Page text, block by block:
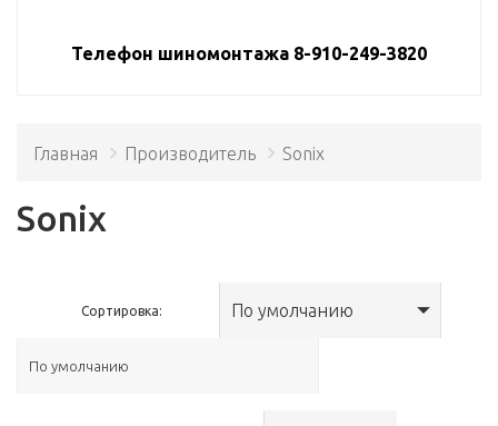
Телефон шиномонтажа 8-910-249-3820
Главная Производитель Sonix
Sonix
Сортировка: По умолчанию